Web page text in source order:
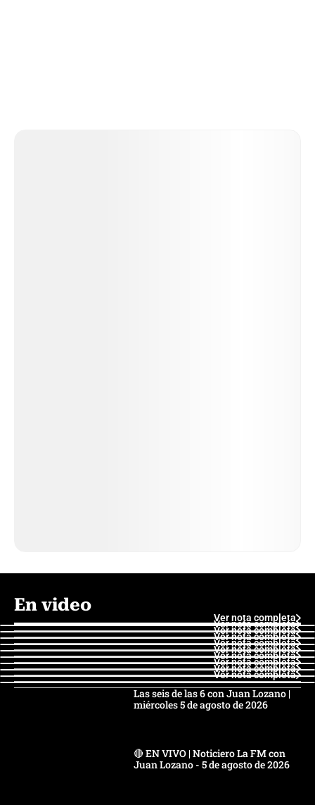
En video
Ver nota completa
Ver nota completa
Ver nota completa
Ver nota completa
Ver nota completa
Ver nota completa
Ver nota completa
Ver nota completa
Ver nota completa
Ver nota completa
Las seis de las 6 con Juan Lozano |
miércoles 5 de agosto de 2026
🔴 EN VIVO | Noticiero La FM con
Juan Lozano - 5 de agosto de 2026